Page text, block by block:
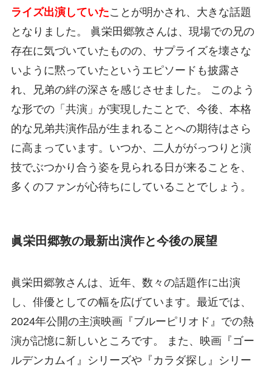
ライズ出演していたことが明かされ、大きな話題
となりました。 眞栄田郷敦さんは、現場での兄の
存在に気づいていたものの、サプライズを壊さな
いように黙っていたというエピソードも披露さ
れ、兄弟の絆の深さを感じさせました。 このよう
な形での「共演」が実現したことで、今後、本格
的な兄弟共演作品が生まれることへの期待はさら
に高まっています。いつか、二人ががっつりと演
技でぶつかり合う姿を見られる日が来ることを、
多くのファンが心待ちにしていることでしょう。
眞栄田郷敦の最新出演作と今後の展望
眞栄田郷敦さんは、近年、数々の話題作に出演
し、俳優としての幅を広げています。最近では、
2024年公開の主演映画『ブルーピリオド』での熱
演が記憶に新しいところです。 また、映画『ゴー
ルデンカムイ』シリーズや『カラダ探し』シリー